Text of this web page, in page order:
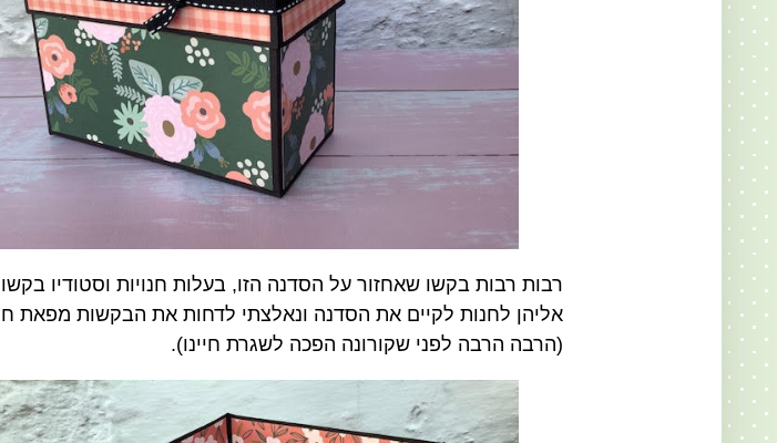
רבות רבות בקשו שאחזור על הסדנה הזו, בעלות חנויות וסטודיו
אליהן לחנות לקיים את הסדנה ונאלצתי לדחות את הבקשות מפאת
(הרבה הרבה לפני שקורונה הפכה לשגרת חיינו).